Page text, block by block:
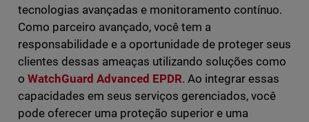
tecnologias avançadas e monitoramento contínuo.
Como parceiro avançado, você tem a
responsabilidade e a oportunidade de proteger seus
clientes dessas ameaças utilizando soluções como
o WatchGuard Advanced EPDR. Ao integrar essas
capacidades em seus serviços gerenciados, você
pode oferecer uma proteção superior e uma